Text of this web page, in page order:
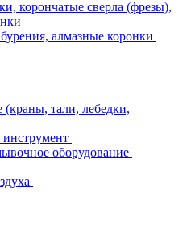
корончатые сверла (фрезы),
алмазные коронки
(краны, тали, лебедки,
инструмент
оборудование